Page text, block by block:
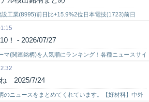
工業(8995)前日比+15.9%2位日本電技(1723)前日
ネット(3778)前日比+6.…
！ - 2026/07/27
マ(関連銘柄)を人気順にランキング！各種ニュースサイ
ランキングしています！今ホットな株テーマランキ
ね 2025/7/24
のニュースをまとめてくれています。【好材料】中外